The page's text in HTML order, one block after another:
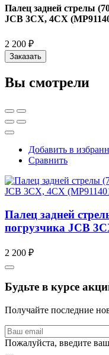
Палец задней стрелы
JCB 3CX, 4CX
2 200 ₽
Заказать
Вы смотрели
Добавить в
Сравнить
Палец задней
погрузчика JCB
2 200 ₽
Будьте в курсе
Получайте последние
Пожалуйста, введите